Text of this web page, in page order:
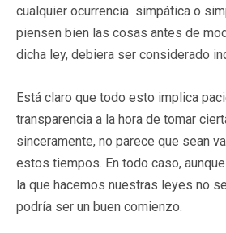
cualquier ocurrencia simpática o
piensen bien las cosas antes de
dicha ley, debiera ser considerado
Está claro que todo esto implica
transparencia a la hora de tomar
sinceramente, no parece que sean
estos tiempos. En todo caso,
la que hacemos nuestras leyes no
podría ser un buen comienzo.